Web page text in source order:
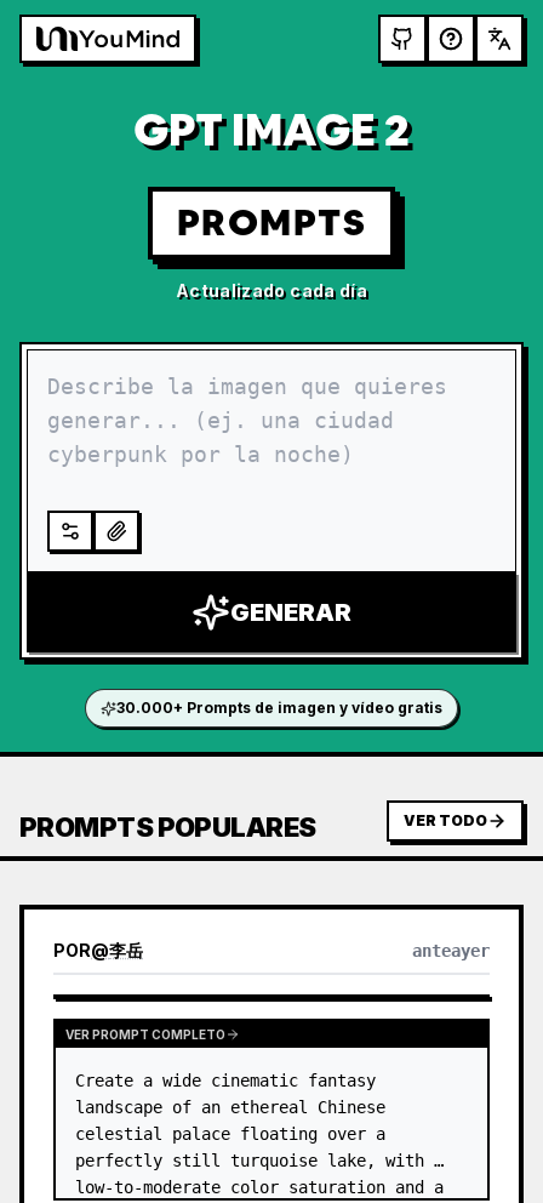
GPT IMAGE 2
PROMPTS
Actualizado cada día
GENERAR
30.000+ Prompts de imagen y vídeo gratis
PROMPTS POPULARES VER TODO
POR@李岳 anteayer
VER PROMPT COMPLETO
Create a wide cinematic fantasy
landscape of an ethereal Chinese
celestial palace floating over a
perfectly still turquoise lake, with
low-to-moderate color saturation and a